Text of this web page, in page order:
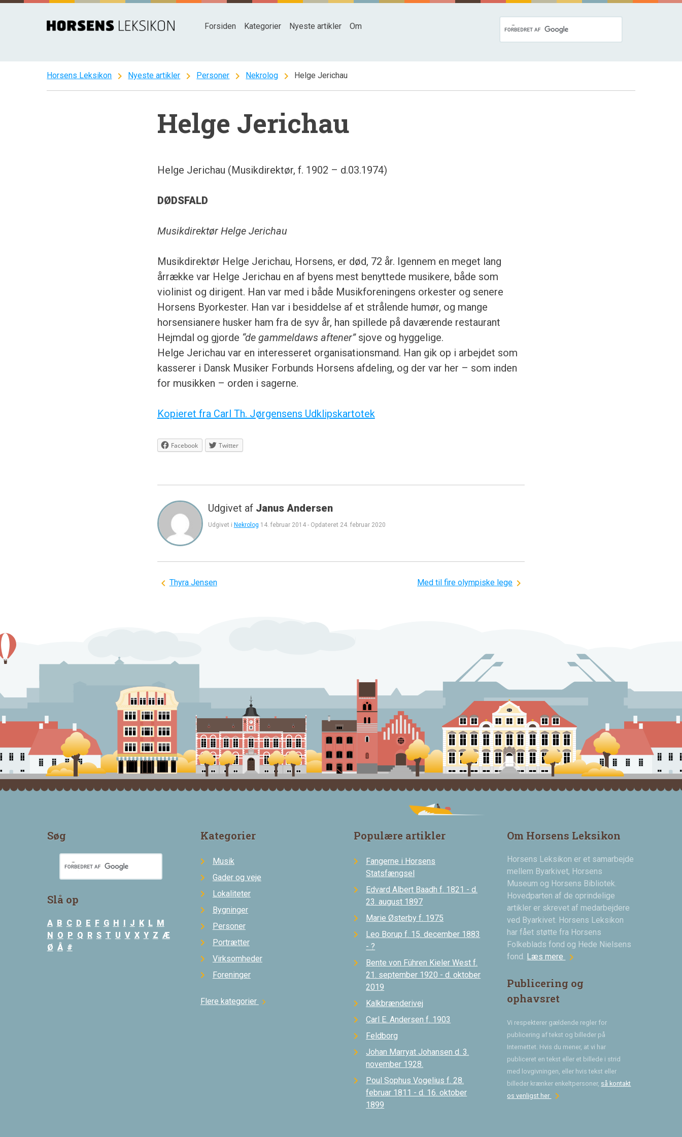
Spring
Forsiden Kategorier Nyeste artikler Om
Horsens Leksikon chevron_right Nyeste artikler chevron_right Personer chevron_right Nekrolog chevron_right Helge Jerichau
Helge Jerichau
Helge Jerichau (Musikdirektør, f. 1902 – d.03.1974)
DØDSFALD
Musikdirektør Helge Jerichau
Musikdirektør Helge Jerichau, Horsens, er død, 72 år. Igennem en meget lang
årrække var Helge Jerichau en af byens mest benyttede musikere, både som
violinist og dirigent. Han var med i både Musikforeningens orkester og senere
Horsens Byorkester. Han var i besiddelse af et strålende humør, og mange
horsensianere husker ham fra de syv år, han spillede på daværende restaurant
Hejmdal og gjorde “de gammeldaws aftener”sjove og hyggelige.
Helge Jerichau var en interesseret organisationsmand. Han gik op i arbejdet som
kasserer i Dansk Musiker Forbunds Horsens afdeling, og der var her – som inden
for musikken – orden i sagerne.
Kopieret fra Carl Th. Jørgensens Udklipskartotek
Facebook Twitter
Udgivet af Janus Andersen
Udgivet i Nekrolog 14. februar 2014- Opdateret 24. februar 2020
Indlægsnavigation
Thyra Jensen Med til fire olympiske lege
Søg
Slå op
A B C D E F G H I J K L M
N O P Q R S T U V X Y Z Æ
Ø Å #
Kategorier
Musik
Gader og veje
Lokaliteter
Bygninger
Personer
Portrætter
Virksomheder
Foreninger
Flere kategorier chevron_right
Populære artikler
Fangerne i Horsens
Statsfængsel
Edvard Albert Baadh f. 1821 - d.
23. august 1897
Marie Østerby f. 1975
Leo Borup f. 15. december 1883
- ?
Bente von Führen Kieler West f.
21. september 1920 - d. oktober
2019
Kalkbrænderivej
Carl E. Andersen f. 1903
Feldborg
Johan Marryat Johansen d. 3.
november 1928.
Poul Sophus Vogelius f. 28.
februar 1811 - d. 16. oktober
1899
Om Horsens Leksikon
Horsens Leksikon er et samarbejde
mellem Byarkivet, Horsens
Museum og Horsens Bibliotek.
Hovedparten af de oprindelige
artikler er skrevet af medarbejdere
ved Byarkivet. Horsens Leksikon
har fået støtte fra Horsens
Folkeblads fond og Hede Nielsens
fond. Læs mere chevron_right
Publicering og
ophavsret
Vi respekterer gældende regler for
publicering af tekst og billeder på
Internettet. Hvis du mener, at vi har
publiceret en tekst eller et billede i strid
med lovgivningen, eller hvis tekst eller
billeder krænker enkeltpersoner, så kontakt
os venligst her chevron_right